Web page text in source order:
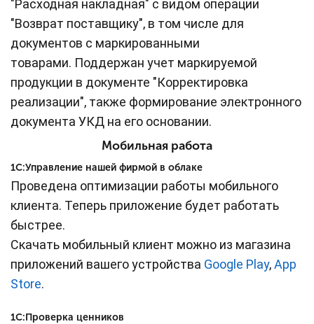
"Расходная накладная" с видом операции
"Возврат поставщику", в том числе для
документов с маркированными
товарами. Поддержан учет маркируемой
продукции в документе "Корректировка
реализации", также формирование электронного
документа УКД на его основании.
Мобильная работа
1С:Управление нашей фирмой в облаке
Проведена оптимизации работы мобильного
клиента. Теперь приложение будет работать
быстрее.
Скачать мобильный клиент можно из магазина
приложений вашего устройства Google Play,App
Store.
1С:Проверка ценников